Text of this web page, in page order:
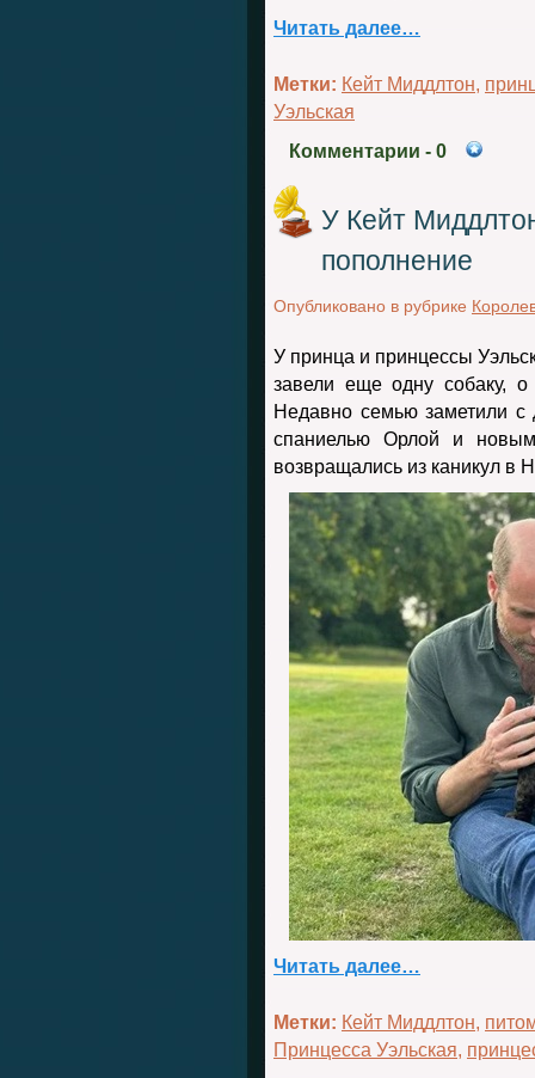
Читать далее…
Метки: Кейт Миддлтон,
Уэльская
Комментарии - 0
У Кейт
пополнение
Опубликовано в рубрике
У принца и принцессы
завели еще одну собаку,
Недавно семью заметили с
спаниелью Орлой и
возвращались из каникул в
Читать далее…
Метки: Кейт Миддлтон,
Принцесса Уэльская,